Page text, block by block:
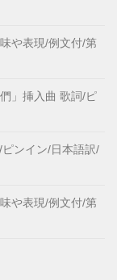
や表現/例文付/第
」挿入曲 歌詞/ピ
ピンイン/日本語訳/
や表現/例文付/第